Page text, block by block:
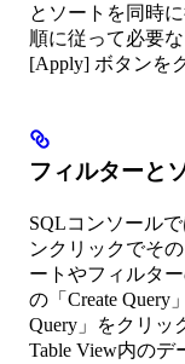
とソートを同時
順に従って必要
[Apply] ボタンを
フィルターと
SQLコンソール
ンクリックでそ
ートやフィルタ
の「Create Query
Query」をクリッ
Table View内の